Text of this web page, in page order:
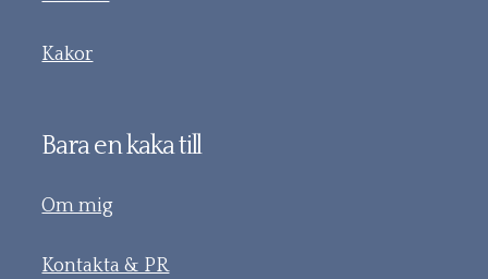
Kakor
Bara en kaka till
Om mig
Kontakta & PR